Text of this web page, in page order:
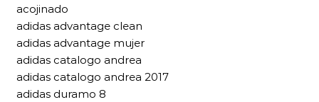
acojinado
adidas advantage clean
adidas advantage mujer
adidas catalogo andrea
adidas catalogo andrea 2017
adidas duramo 8